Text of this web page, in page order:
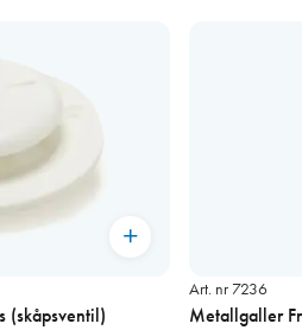
(skåpsventil)
Art. nr 7236
Metallgaller